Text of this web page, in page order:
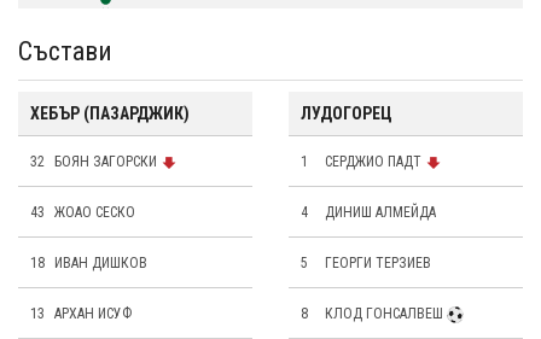
Състави
ХЕБЪР (ПАЗАРДЖИК)
32 БОЯН ЗАГОРСКИ
43 ЖОАО СЕСКО
18 ИВАН ДИШКОВ
13 АРХАН ИСУФ
ЛУДОГОРЕЦ
1 СЕРДЖИО ПАДТ
4 ДИНИШ АЛМЕЙДА
5 ГЕОРГИ ТЕРЗИЕВ
8 КЛОД ГОНСАЛВЕШ